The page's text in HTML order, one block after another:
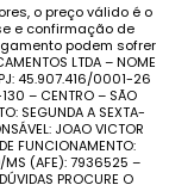
o preço válido é o
e confirmação de
podem sofrer
LTDA – NOME
45.907.416/0001-26
– CENTRO – SÃO
SEGUNDA A SEXTA-
JOAO VICTOR
FUNCIONAMENTO:
MS (AFE): 7936525 –
PROCURE O